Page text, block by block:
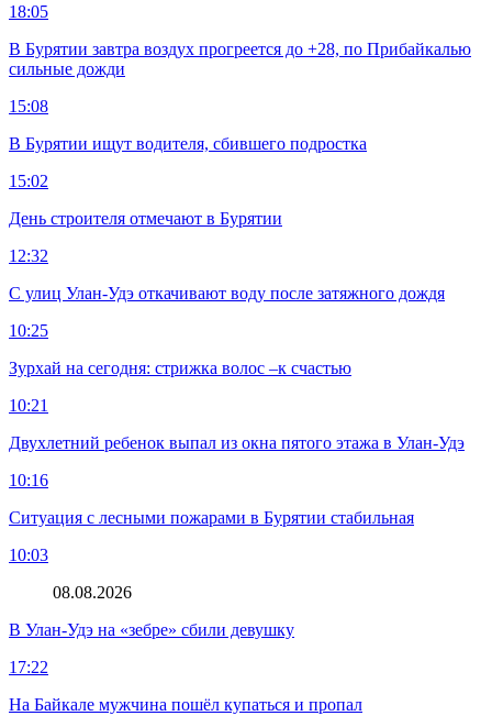
18:05
В Бурятии завтра воздух прогреется до +28, по Прибайкалью
сильные дожди
15:08
В Бурятии ищут водителя, сбившего подростка
15:02
День строителя отмечают в Бурятии
12:32
С улиц Улан-Удэ откачивают воду после затяжного дождя
10:25
Зурхай на сегодня: стрижка волос –к счастью
10:21
Двухлетний ребенок выпал из окна пятого этажа в Улан-Удэ
10:16
Ситуация с лесными пожарами в Бурятии стабильная
10:03
08.08.2026
В Улан-Удэ на «зебре» сбили девушку
17:22
На Байкале мужчина пошёл купаться и пропал